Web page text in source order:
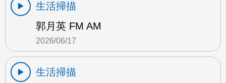
生活掃描
郭月英 FM AM
2026/06/17
生活掃描